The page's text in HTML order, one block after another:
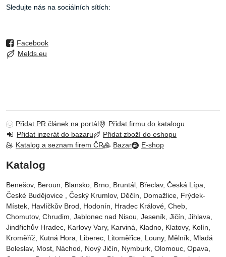
Sledujte nás na sociálních sítích:
Facebook
Melds.eu
Přidat PR článek na portál
Přidat firmu do katalogu
Přidat inzerát do bazaru
Přidat zboží do eshopu
Katalog a seznam firem ČR
Bazar E-shop
Katalog
Benešov, Beroun, Blansko, Brno, Bruntál, Břeclav, Česká Lípa‎,
České Budějovice‎ , Český Krumlov‎, Děčín‎, Domažlice‎, Frýdek-
Místek‎, Havlíčkův Brod‎, Hodonín, Hradec Králové‎, Cheb‎,
Chomutov‎, Chrudim‎, Jablonec nad Nisou‎, Jeseník‎, Jičín‎, Jihlava,
Jindřichův Hradec‎, Karlovy Vary‎, Karviná‎, Kladno‎, Klatovy‎, Kolín‎,
Kroměříž‎, Kutná Hora‎, Liberec‎, Litoměřice‎, Louny‎, Mělník‎, Mladá
Boleslav‎, Most‎, Náchod‎, Nový Jičín‎, Nymburk‎, Olomouc‎, Opava,